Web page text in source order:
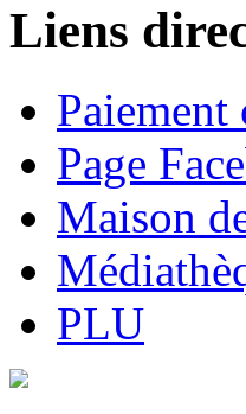
Liens
Paiement
Page
Maison
PLU